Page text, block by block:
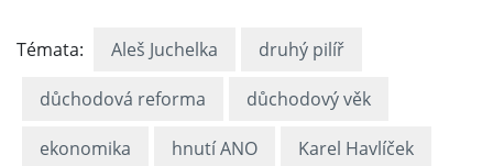
Témata: Aleš Juchelka druhý pilíř
důchodová reforma důchodový věk
ekonomika hnutí ANO Karel Havlíček